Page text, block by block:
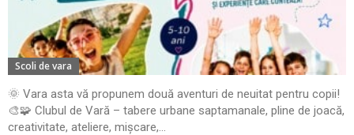
Scoli de vara
🌞 Vara asta vă propunem două aventuri de neuitat pentru copii!
🎨🧩 Clubul de Vară – tabere urbane saptamanale, pline de joacă,
creativitate, ateliere, mișcare,...